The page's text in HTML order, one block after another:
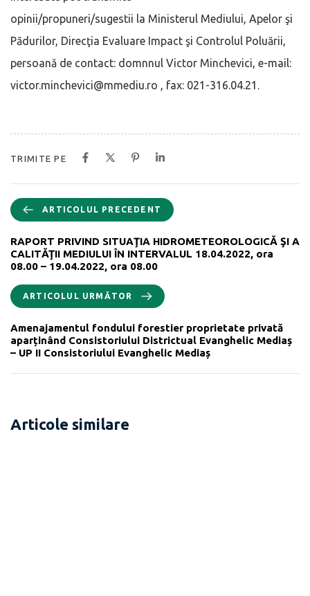
opinii/propuneri/sugestii la Ministerul Mediului, Apelor şi
Pădurilor, Direcţia Evaluare Impact şi Controlul Poluării,
persoană de contact: domnnul Victor Minchevici, e-mail:
victor.minchevici@mmediu.ro , fax: 021-316.04.21.
TRIMITE PE
ARTICOLUL PRECEDENT
RAPORT PRIVIND SITUAŢIA HIDROMETEOROLOGICĂ ŞI A
CALITĂŢII MEDIULUI ÎN INTERVALUL 18.04.2022, ora
08.00 – 19.04.2022, ora 08.00
ARTICOLUL URMĂTOR
Amenajamentul fondului forestier proprietate privată
aparținând Consistoriului Districtual Evanghelic Mediaș
– UP II Consistoriului Evanghelic Mediaș
Articole similare